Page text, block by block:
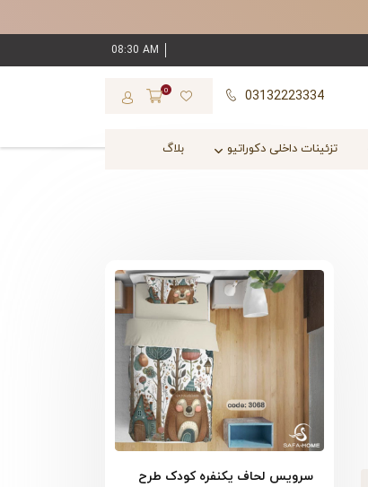
08:30 AM
03132223334
0
تزئینات داخلی دکوراتیو بلاگ
سرویس لحاف یکنفره کودک طرح